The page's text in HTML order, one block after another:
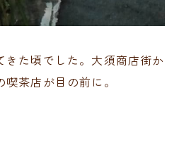
た頃でした。大須商店街か
茶店が目の前に。